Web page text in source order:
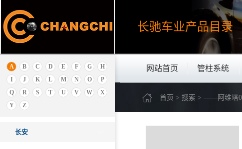
长驰车业产品目录
网站首页 管柱系统
A B C D E F G
H
I
J K L M N O
P
Q
R S T U V W
X
Y
Z
奔驰
比速
比亚迪
标致.雪铁龙
北京重卡
C
长江EV
长安
首页 > 搜索 > ——阿维塔